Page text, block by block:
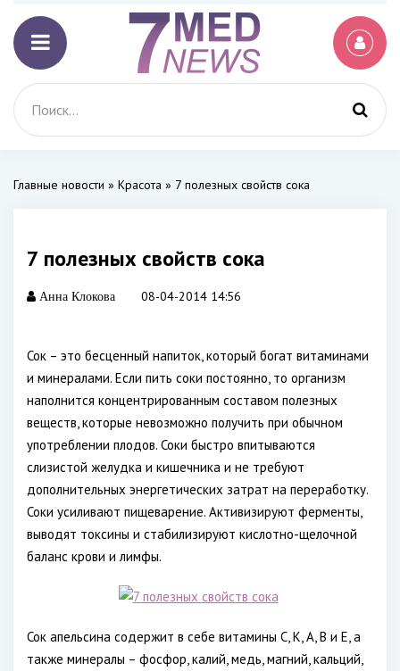
Главные новости » Красота » 7 полезных свойств сока
7 полезных свойств сока
Анна Клокова 08-04-2014 14:56
Сок – это бесценный напиток, который богат витаминами
и минералами. Если пить соки постоянно, то организм
наполнится концентрированным составом полезных
веществ, которые невозможно получить при обычном
употреблении плодов. Соки быстро впитываются
слизистой желудка и кишечника и не требуют
дополнительных энергетических затрат на переработку.
Соки усиливают пищеварение. Активизируют ферменты,
выводят токсины и стабилизируют кислотно-щелочной
баланс крови и лимфы.
Сок апельсина содержит в себе витамины С, К, А, В и Е, а
также минералы – фосфор, калий, медь, магний, кальций,